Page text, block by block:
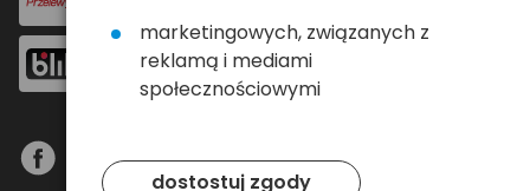
marketingowych, związanych z
reklamą i mediami
społecznościowymi
dostostuj zgody